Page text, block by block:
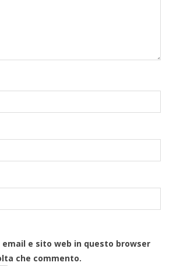
email e sito web in questo browser
che commento.